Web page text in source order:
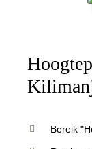
Bereik